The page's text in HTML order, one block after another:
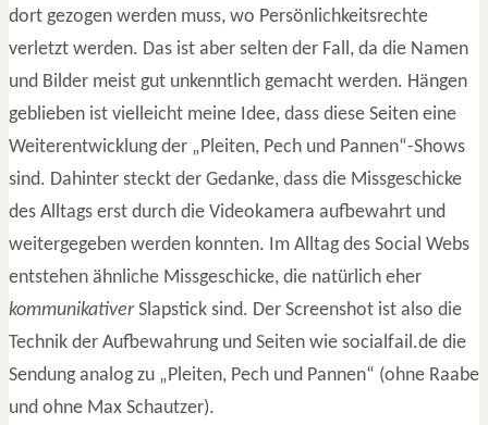
dort gezogen werden muss, wo Persönlichkeitsrechte
verletzt werden. Das ist aber selten der Fall, da die Namen
und Bilder meist gut unkenntlich gemacht werden. Hängen
geblieben ist vielleicht meine Idee, dass diese Seiten eine
Weiterentwicklung der „Pleiten, Pech und Pannen“-Shows
sind. Dahinter steckt der Gedanke, dass die Missgeschicke
des Alltags erst durch die Videokamera aufbewahrt und
weitergegeben werden konnten. Im Alltag des Social Webs
entstehen ähnliche Missgeschicke, die natürlich eher
kommunikativerSlapstick sind. Der Screenshot ist also die
Technik der Aufbewahrung und Seiten wie socialfail.de die
Sendung analog zu „Pleiten, Pech und Pannen“ (ohne Raabe
und ohne Max Schautzer).